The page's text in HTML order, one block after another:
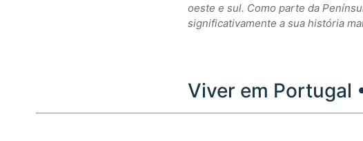
oeste e sul. Como parte da
significativamente a sua história
Viver em Portugal